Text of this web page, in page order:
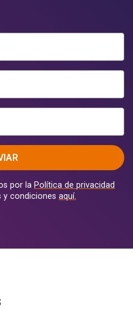
por la Política de privacidad
y condiciones aquí.